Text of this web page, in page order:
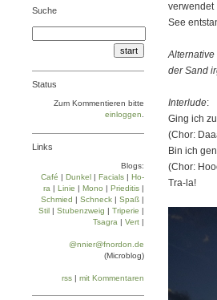
See
der Sand
Interlude:
Ging ich
(Chor:
Bin ich
(Chor:
Tra-la!
Suche
Status
Zum Kommentieren bitte
einloggen
Links
Blogs:
Café | Dun­kel | Facials | Ho­
ra | Linie | Mo­no | Prie­di­tis |
Schmied | Schneck | Spaß |
Stil | Stu­ben­zweig | Tri­pe­rie |
Tsa­gra | Vert |
@nnier@fnordon.de
(Microblog)
rss | mit Kommentaren